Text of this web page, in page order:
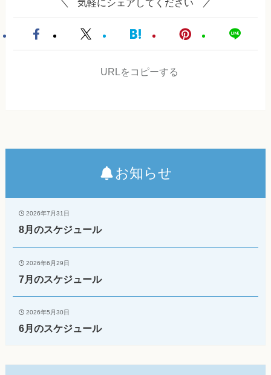
URLをコピーする
お知らせ
2026年7月31日
8月のスケジュール
2026年6月29日
7月のスケジュール
2026年5月30日
6月のスケジュール